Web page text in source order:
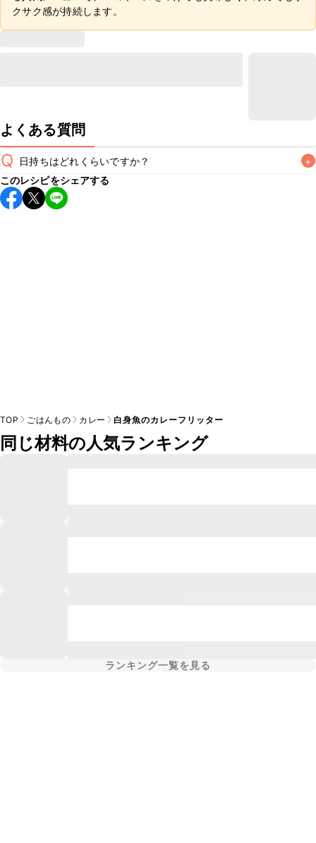
クサク感が持続します。
よくある質問
Q 日持ちはどれくらいですか？ +
保存期間は冷蔵で翌日中が目安です。なるべくお早めにお召
し上がりください。
このレシピをシェアする
TOP ごはんもの カレー 白身魚のカレーフリッター
同じ材料の人気ランキング
ランキング一覧を見る